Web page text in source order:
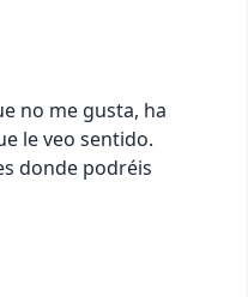
simplemente
es una
problemas
ahora y
de
Aquí lo
👉
no me gusta, ha
le veo sentido.
donde podréis